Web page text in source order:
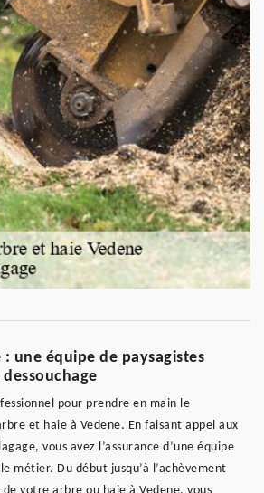
: une équipe de paysagistes
pour prendre en main le
et haie à Vedene. En faisant appel aux
vous avez l’assurance d’une équipe
métier. Du début jusqu’à l’achèvement
votre arbre ou haie à Vedene, vous